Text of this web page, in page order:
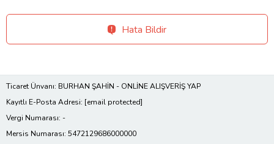
Hata Bildir
Ticaret Ünvanı: BURHAN ŞAHİN - ONLİNE ALIŞVERİŞ YAP
Kayıtlı E-Posta Adresi: [email protected]
Vergi Numarası: -
Mersis Numarası: 5472129686000000